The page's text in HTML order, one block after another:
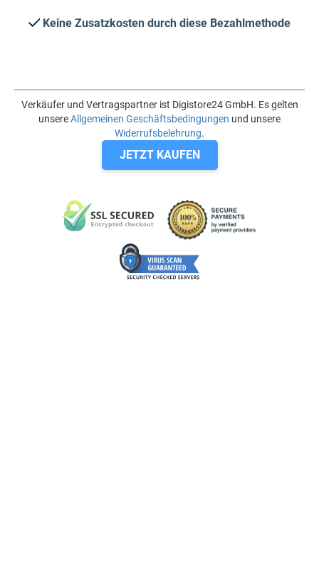
Keine Zusatzkosten durch diese Bezahlmethode
Verkäufer und Vertragspartner ist Digistore24 GmbH. Es gelten
unsereAllgemeinen Geschäftsbedingungen und unsere
Widerrufsbelehrung.
JETZT KAUFEN